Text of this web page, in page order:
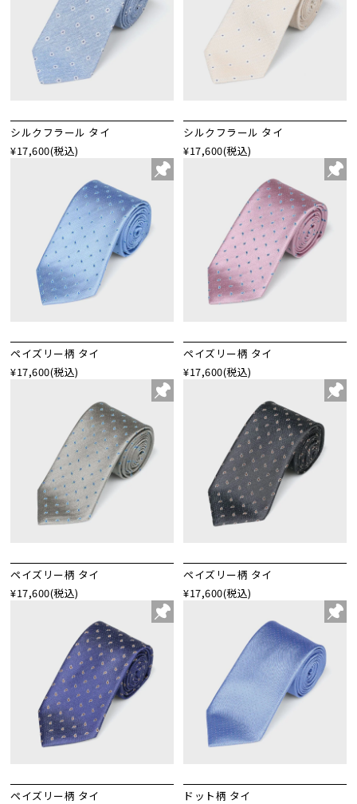
シルクフラール タイ
¥17,600(税込)
シルクフラール タイ
¥17,600(税込)
ペイズリー柄 タイ
¥17,600(税込)
ペイズリー柄 タイ
¥17,600(税込)
ペイズリー柄 タイ
¥17,600(税込)
ペイズリー柄 タイ
¥17,600(税込)
ペイズリー柄 タイ
ドット柄 タイ